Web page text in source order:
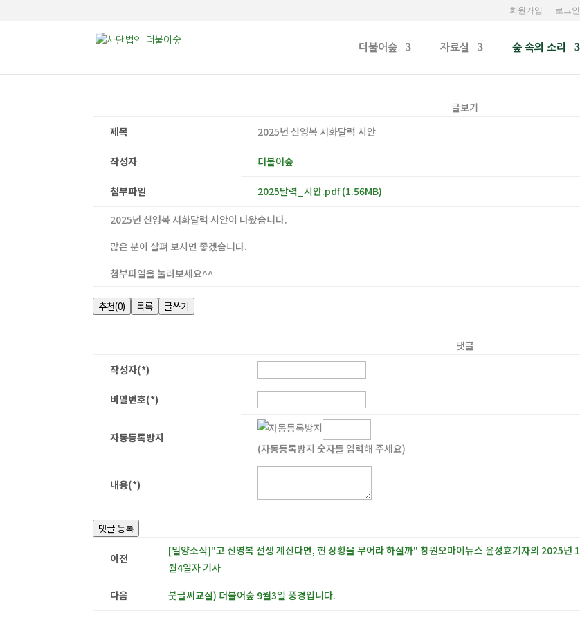
회원가입 로그인
더불어숲 자료실 숲 속의 소리
글보기
제목
2025년 신영복 서화달력 시안
작성자 더불어숲
첨부파일 2025달력_시안.pdf(1.56MB)
2025년 신영복 서화달력 시안이 나왔습니다.
많은 분이 살펴 보시면 좋겠습니다.
첨부파일을 눌러보세요^^
추천(0) 목록 글쓰기
댓글
작성자(*)
비밀번호(*)
자동등록방지
(자동등록방지 숫자를 입력해 주세요)
내용(*)
댓글 등록
이전
[밀양소식]"고 신영복 선생 계신다면, 현 상황을 무어라 하실까" 창원오마이뉴스 윤성효기자의 2025년 1
월4일자 기사
다음 붓글씨교실) 더불어숲 9월3일 풍경입니다.